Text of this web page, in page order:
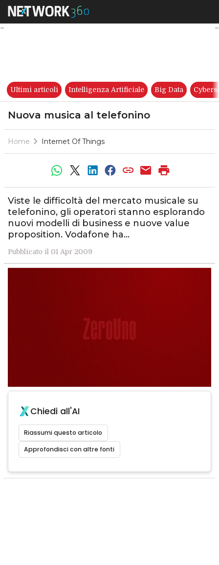
Nuova musica al telefonino
Ultimi articoli Intelligenza Artificiale Big Data
Nuova musica al telefonino
Home Internet Of Things
Viste le difficoltà del mercato musicale su
telefonino, gli operatori stanno esplorando
nuovi modelli di business e nuove value
proposition. Vodafone ha…
Pubblicato il 01 Apr 2009
Chiedi all'AI
Riassumi questo articolo
Approfondisci con altre fonti